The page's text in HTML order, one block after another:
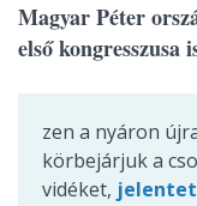
Magyar Péter
első kongresszusa
zen a nyáron
körbejárjuk a
vidéket,